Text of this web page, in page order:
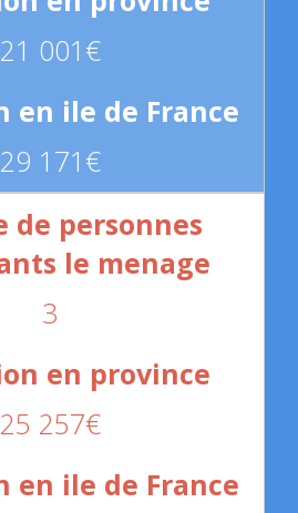
21 001€
29 171€
3
25 257€